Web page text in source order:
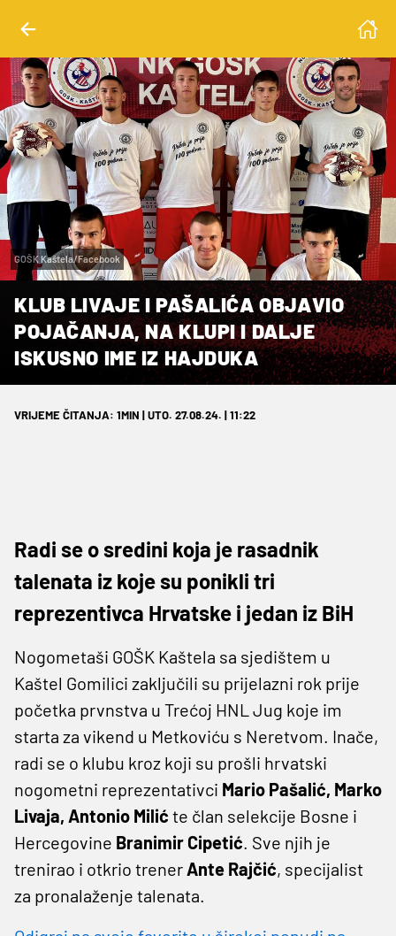
GOŠK Kaštela/Facebook
KLUB LIVAJE I PAŠALIĆA OBJAVIO
POJAČANJA, NA KLUPI I DALJE
ISKUSNO IME IZ HAJDUKA
VRIJEME ČITANJA: 1MIN | UTO. 27.08.24. | 11:22
Radi se o sredini koja je rasadnik
talenata iz koje su ponikli tri
reprezentivca Hrvatske i jedan iz BiH
Nogometaši GOŠK Kaštela sa sjedištem u
Kaštel Gomilici zaključili su prijelazni rok prije
početka prvnstva u Trećoj HNL Jug koje im
starta za vikend u Metkoviću s Neretvom. Inače,
radi se o klubu kroz koji su prošli hrvatski
nogometni reprezentativci Mario Pašalić, Marko
Livaja, Antonio Milić te član selekcije Bosne i
Hercegovine Branimir Cipetić. Sve njih je
trenirao i otkrio trener Ante Rajčić, specijalist
za pronalaženje talenata.